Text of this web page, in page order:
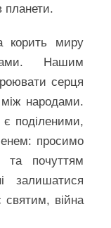
планети.
корить миру
Нашим
серця
народами.
поділеними,
просимо
почуттям
залишатися
війна